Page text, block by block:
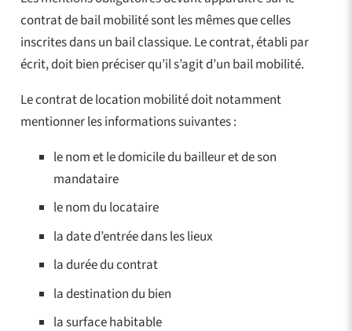
contrat de bail mobilité sont les mêmes que celles
inscrites dans un bail classique. Le contrat, établi par
écrit, doit bien préciser qu’il s’agit d’un bail mobilité.
Le contrat de location mobilité doit notamment
mentionner les informations suivantes :
le nom et le domicile du bailleur et de son
mandataire
le nom du locataire
la date d’entrée dans les lieux
la durée du contrat
la destination du bien
la surface habitable